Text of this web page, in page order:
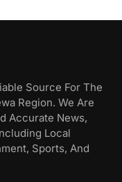
Source For The
Region. We Are
Accurate News,
Local
Sports, And